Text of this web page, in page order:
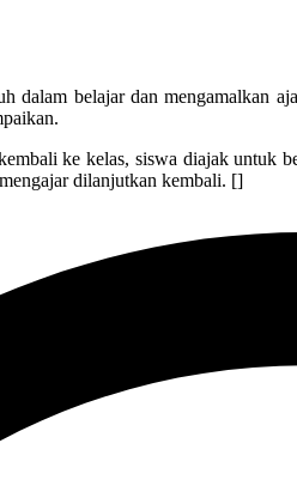
dalam belajar dan
ke kelas, siswa diajak
dilanjutkan kembali. []